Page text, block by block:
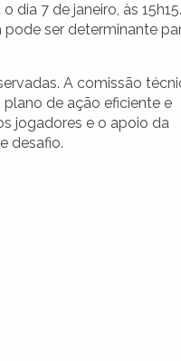
dia 7 de janeiro, às 15h15.
pode ser determinante
A comissão
de ação eficiente e
jogadores e o apoio da
desafio.